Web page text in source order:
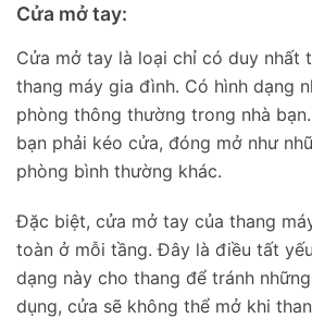
Cửa mở tay:
Cửa mở tay là loại chỉ có duy nhất
thang máy gia đình. Có hình dạng
phòng thông thường trong nhà
bạn phải kéo cửa, đóng mở như
phòng bình thường khác.
Đặc biệt, cửa mở tay của thang
toàn ở mỗi tầng. Đây là điều tất
dạng này cho thang để tránh
dụng, cửa sẽ không thể mở khi